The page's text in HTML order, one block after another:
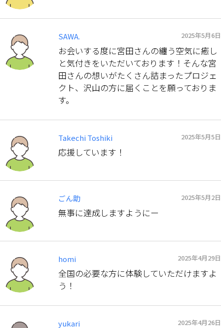
SAWA. 2025年5月6日
お会いする度に宮田さんの纏う空気に癒し
と気付きをいただいております！そんな宮
田さんの想いがたくさん詰まったプロジェ
クト、沢山の方に届くことを願っておりま
す。
Takechi Toshiki 2025年5月5日
応援しています！
ごん助 2025年5月2日
無事に達成しますようにー
homi 2025年4月29日
全国の必要な方に体験していただけますよ
う！
yukari 2025年4月26日